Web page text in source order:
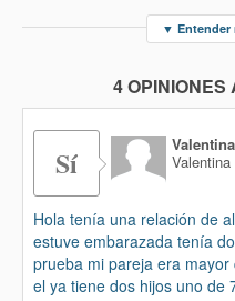
▼ Entender
4 OPINIONES
Sí
Valentina
Hola tenía una relación de
estuve embarazada tenía
prueba mi pareja era
el ya tiene dos hijos uno de